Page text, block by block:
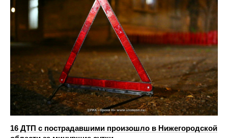
16 ДТП с пострадавшими произошло в Нижегородской